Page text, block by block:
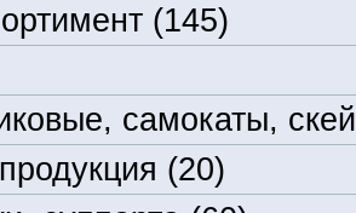
(145)
самокаты,
(20)